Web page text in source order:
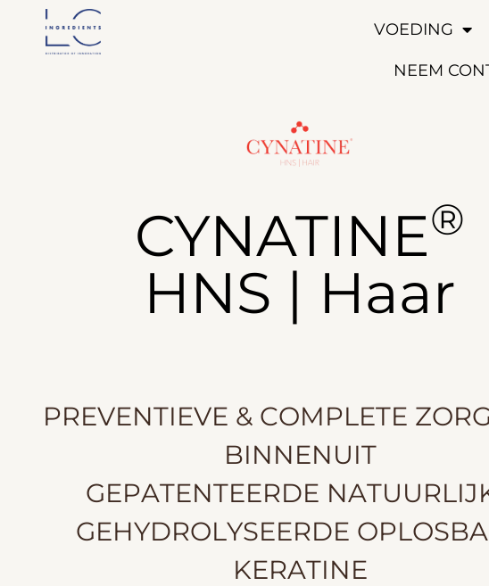
VOEDING
NEEM
CYNATINE®
HNS | Haar
PREVENTIEVE & COMPLETE
BINNENUIT
GEPATENTEERDE
GEHYDROLYSEERDE
KERATINE